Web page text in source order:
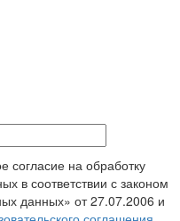
согласие на обработку
в соответствии с законом
данных» от 27.07.2006 и